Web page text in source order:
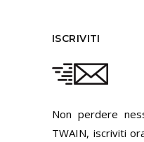
ISCRIVITI
Non perdere
TWAIN, iscriviti